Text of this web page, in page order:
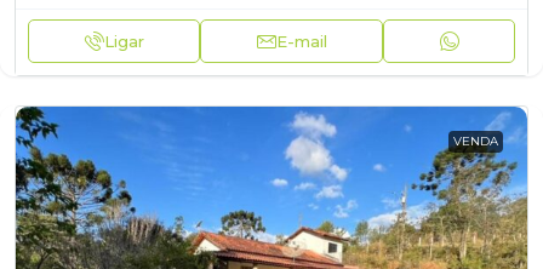
Ligar E-mail
VENDA